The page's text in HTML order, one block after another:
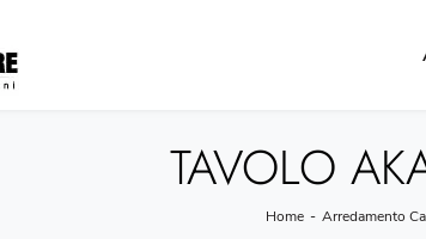
TAVOLO
Home - Arredamento